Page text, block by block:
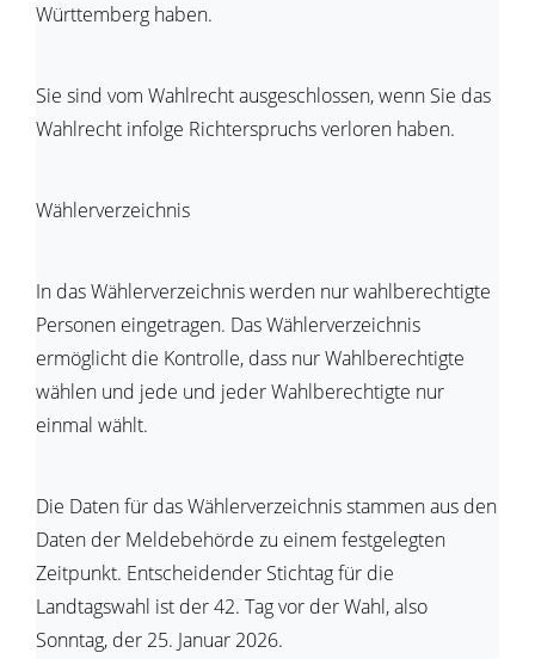
Württemberg haben.
Sie sind vom Wahlrecht ausgeschlossen, wenn Sie das
Wahlrecht infolge Richterspruchs verloren haben.
Wählerverzeichnis
In das Wählerverzeichnis werden nur wahlberechtigte
Personen eingetragen. Das Wählerverzeichnis
ermöglicht die Kontrolle, dass nur Wahlberechtigte
wählen und jede und jeder Wahlberechtigte nur
einmal wählt.
Die Daten für das Wählerverzeichnis stammen aus den
Daten der Meldebehörde zu einem festgelegten
Zeitpunkt. Entscheidender Stichtag für die
Landtagswahl ist der 42. Tag vor der Wahl, also
Sonntag, der 25. Januar 2026.